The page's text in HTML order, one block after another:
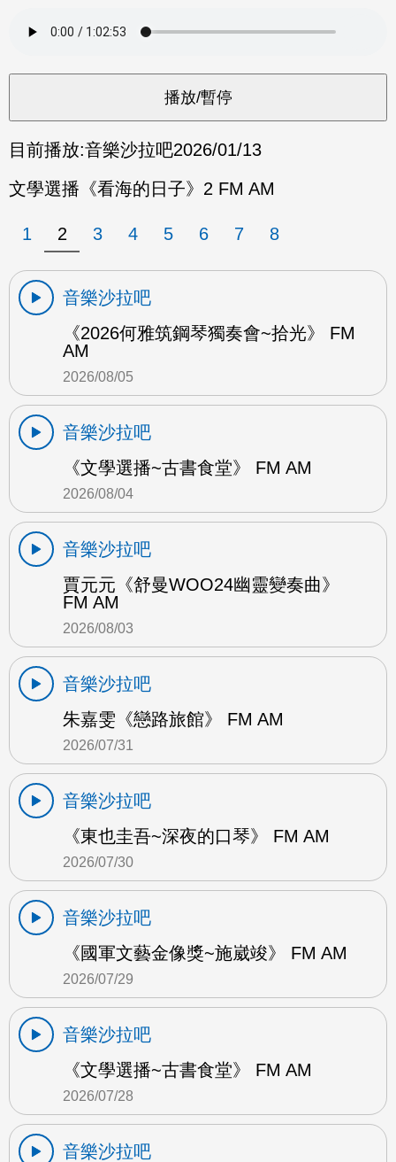
目前播放:音樂沙拉吧2026/01/13
文學選播《看海的日子》2 FM AM
1 2 3 4 5 6 7 8
音樂沙拉吧
《2026何雅筑鋼琴獨奏會~拾光》 FM
AM
2026/08/05
音樂沙拉吧
《文學選播~古書食堂》 FM AM
2026/08/04
音樂沙拉吧
賈元元《舒曼WOO24幽靈變奏曲》
FM AM
2026/08/03
音樂沙拉吧
朱嘉雯《戀路旅館》 FM AM
2026/07/31
音樂沙拉吧
《東也圭吾~深夜的口琴》 FM AM
2026/07/30
音樂沙拉吧
《國軍文藝金像獎~施崴竣》 FM AM
2026/07/29
音樂沙拉吧
《文學選播~古書食堂》 FM AM
2026/07/28
音樂沙拉吧